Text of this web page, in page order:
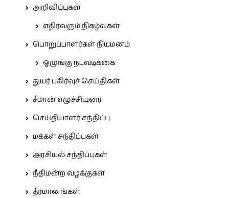
அறிவிப்புகள்
எதிர்வரும் நிகழ்வுகள்
பொறுப்பாளர்கள் நியமனம்
ஒழுங்கு நடவடிக்கை
துயர் பகிர்வுச் செய்திகள்
சீமான் எழுச்சியுரை
செய்தியாளர் சந்திப்பு
மக்கள் சந்திப்புகள்
அரசியல் சந்திப்புகள்
நீதிமன்ற வழக்குகள்
தீர்மானங்கள்